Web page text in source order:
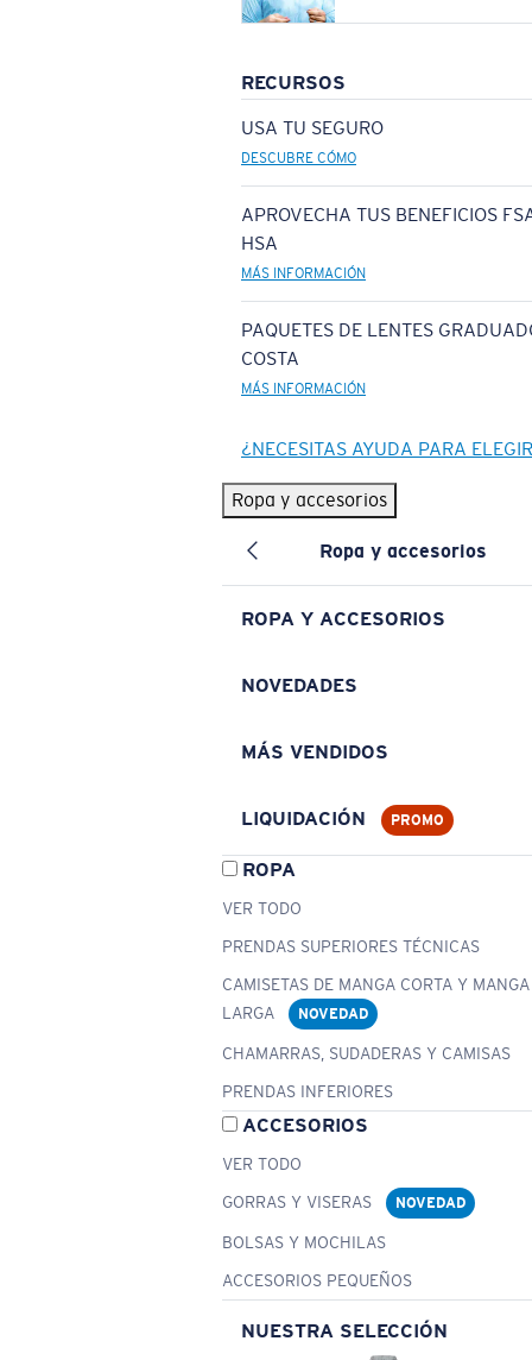
RECURSOS
USA TU SEGURO
DESCUBRE CÓMO
APROVECHA TUS BENEFICIOS
HSA
MÁS INFORMACIÓN
PAQUETES DE LENTES
COSTA
MÁS INFORMACIÓN
¿NECESITAS AYUDA PARA
Ropa y accesorios
Ropa y accesorios
ROPA Y ACCESORIOS
NOVEDADES
MÁS VENDIDOS
LIQUIDACIÓN PROMO
ROPA
VER TODO
PRENDAS SUPERIORES TÉCNICAS
CAMISETAS DE MANGA CORTA Y MANGA
LARGA
NOVEDAD
CHAMARRAS, SUDADERAS Y CAMISAS
PRENDAS INFERIORES
ACCESORIOS
VER TODO
GORRAS Y VISERAS
NOVEDAD
BOLSAS Y MOCHILAS
ACCESORIOS PEQUEÑOS
NUESTRA SELECCIÓN